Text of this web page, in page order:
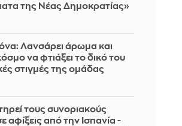
της Νέας Δημοκρατίας»
Λανσάρει άρωμα και
να φτιάξει το δικό του
στιγμές της ομάδας
τους συνοριακούς
αφίξεις από την Ισπανία -